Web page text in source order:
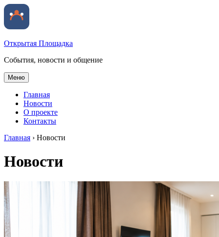
Открытая Площадка
События, новости и общение
Меню
Главная
Новости
О проекте
Контакты
Главная › Новости
Новости